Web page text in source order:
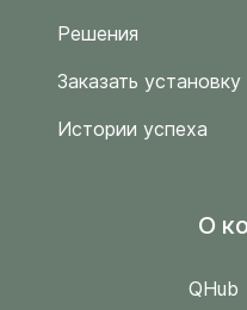
Решения
Заказать установку
Истории успеха
O
QHub